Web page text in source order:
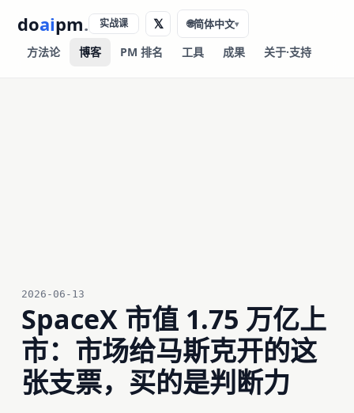
doaipm.
方法论 博客 PM 排名 工具 成果 关于·支持
实战课 𝕏 🌐简体中文▾
2026-06-13
SpaceX 市值 1.75 万亿上
市：市场给马斯克开的这
张支票，买的是判断力